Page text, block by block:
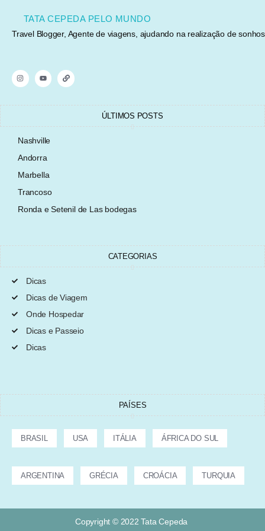
TATA CEPEDA PELO MUNDO
Travel Blogger, Agente de viagens, ajudando na realização de sonhos
ÚLTIMOS POSTS
Nashville
Andorra
Marbella
Trancoso
Ronda e Setenil de Las bodegas
CATEGORIAS
Dicas
Dicas de Viagem
Onde Hospedar
Dicas e Passeio
Dicas
PAÍSES
BRASIL USA ITÁLIA ÁFRICA DO SUL
ARGENTINA GRÉCIA CROÁCIA TURQUIA
Copyright © 2022 Tata Cepeda